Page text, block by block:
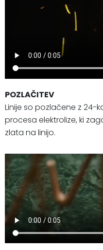
POZLAČITEV
Linije so pozlačene z 24-
procesa elektrolize, ki
zlata na linijo.